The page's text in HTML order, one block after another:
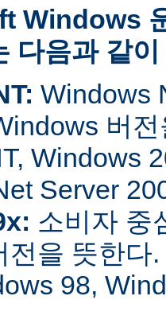
Windows
다음과 같
Windows
버
Windows
Server
소비자 중
전을 뜻한다
98,